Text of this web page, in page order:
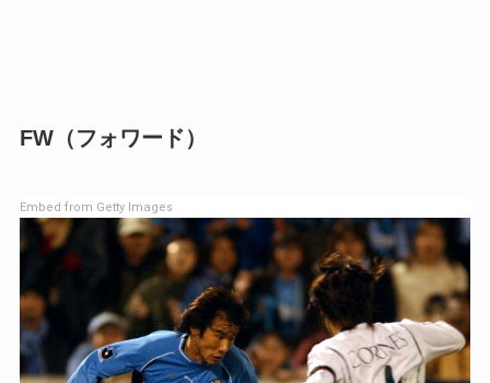
FW（フォワード）
Embed from Getty Images